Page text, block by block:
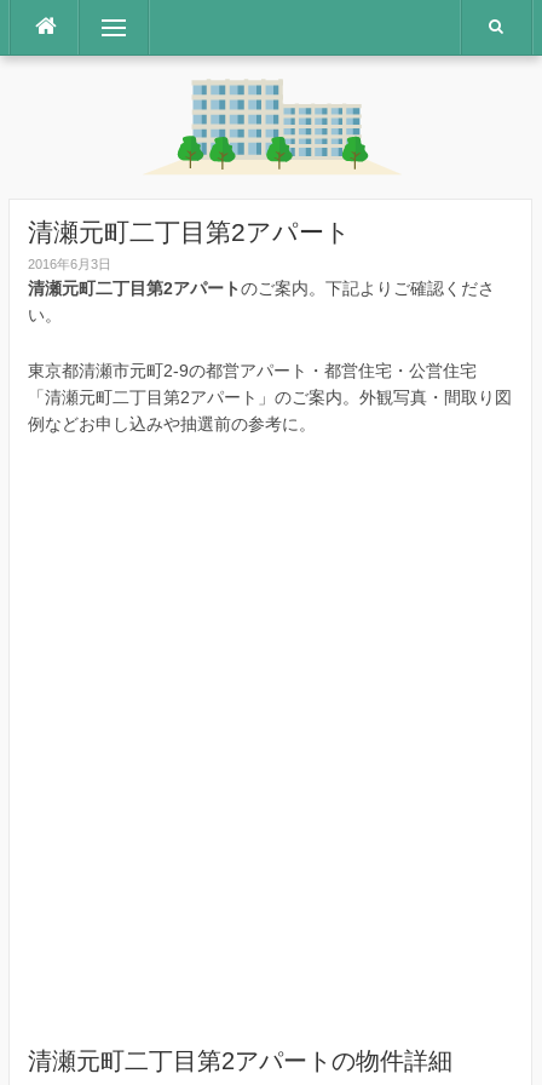
テ
メニュー
清瀬元町二丁目第2アパート
2016年6月3日
清瀬元町二丁目第2アパートのご案内。下記よりご確認くださ
い。
東京都清瀬市元町2-9の都営アパート・都営住宅・公営住宅
「清瀬元町二丁目第2アパート」のご案内。外観写真・間取り図
例などお申し込みや抽選前の参考に。
清瀬元町二丁目第2アパートの物件詳細